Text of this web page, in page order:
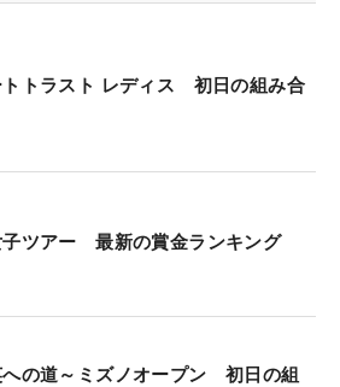
トトラスト レディス 初日の組み合
子ツアー 最新の賞金ランキング
への道～ミズノオープン 初日の組